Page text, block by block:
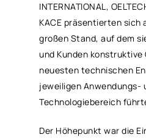
INTERNATIONAL,
KACE präsentierten sich
großen Stand, auf dem
und Kunden konstruktive
neuesten technischen
jeweiligen Anwendungs-
Technologiebereich
Der Höhepunkt war die